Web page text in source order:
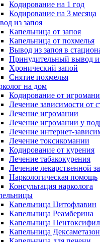
Кодирование на 1 год
Кодирование на 3 месяца
из запоя
Капельница от запоя
Капельница от похмелья
Вывод из запоя в
Принудительный вывод
Хронический запой
Снятие похмелья
на дом
Кодирование от
Лечение зависимости от
Лечение игромании
Лечение игромании у
Лечение интернет-
Лечение токсикомании
Кодирование от курения
Лечение табакокурения
Лечение лекарственной
Наркологическая помощь
Консультация нарколога
Капельница Цитофлавин
Капельница Реамберина
Капельница
Капельница